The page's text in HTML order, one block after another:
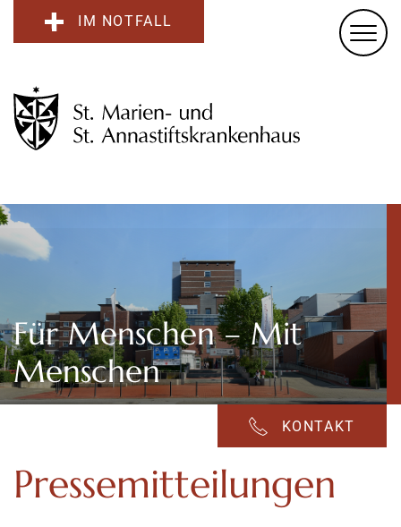
IM NOTFALL
Für Menschen – Mit
Menschen
KONTAKT
Pressemitteilungen